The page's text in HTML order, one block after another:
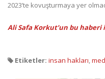
2023’te kovuşturmaya yer
Ali Safa Korkut’un bu haberi
Etiketler: insan hakları,